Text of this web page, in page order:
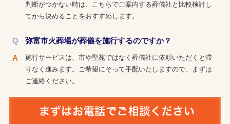
判断がつかない時は、こちらでご案内する葬儀社と比較検討し
てから決めることをおすすめします。
弥富市火葬場が葬儀を施行するのですか？
施行サービスは、市や聖苑ではなく葬儀社に依頼いただくと滞
りなく進みます。ご希望にそって手配いたしますので、まずは
ご連絡ください。